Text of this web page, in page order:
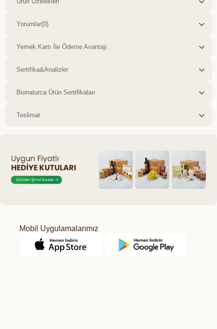
Yorumlar(0)
Yemek Kartı İle Ödeme Avantajı
Sertifika&Analizler
Bionaturca Ürün Sertifikaları
Teslimat
Mobil Uygulamalarımız